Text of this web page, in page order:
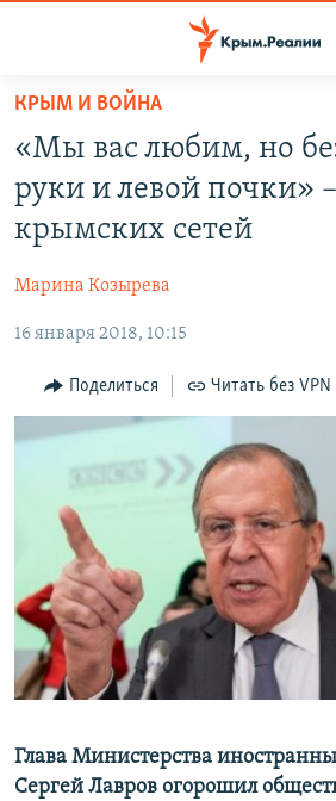
Вернуться
основному
содержанию
Вернутся
главной
навигации
Вернутся
поиску
11 ЛЕТ ОККУПАЦИИ КРЫМА. 11 ИСТОРИЙ
ВОДА
ЕЩЕ
ИНТЕРАКТИВ
ИНФОГРАФИКА
ТЕЛЕПРОЕКТ КРЫМ.РЕАЛИИ
СОВЕТЫ ПРАВОЗАЩИТНИКОВ
ПРОПАВШИЕ БЕЗ ВЕСТИ
ПОБЕДИТЕЛЕЙ НЕ СУДЯТ?
КРЫМ.НЕПОКОРЕННЫЙ
ELIFBE
УКРАИНСКАЯ ПРОБЛЕМА КРЫМА
РАДІО СВОБОДА
КАК ОБОЙТИ БЛОКИРОВКУ
Українською
Qırımtatar
ПРИСОЕДИНЯЙТЕСЬ!
КРЫМ И ВОЙНА
«Мы вас любим, но
руки и левой почки»
крымских сетей
Марина Козырева
16 января 2018, 10:15
Поделиться Читать без VPN
Глава Министерства
Сергей Лавров огорошил